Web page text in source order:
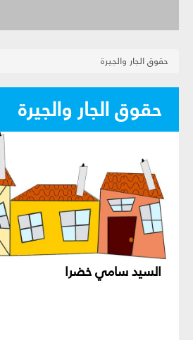
حقوق الجار والجيرة
حقوق الجار والجيرة
السيد سامي خضرا